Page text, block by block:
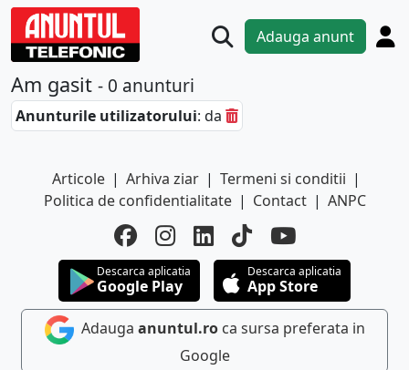
Adauga anunt
Am gasit - 0 anunturi
Anunturile utilizatorului: da
Articole | Arhiva ziar | Termeni si conditii |
Politica de confidentialitate | Contact | ANPC
Descarca aplicatia
Google Play
Descarca aplicatia
App Store
Adauga anuntul.roca sursa preferata in
Google